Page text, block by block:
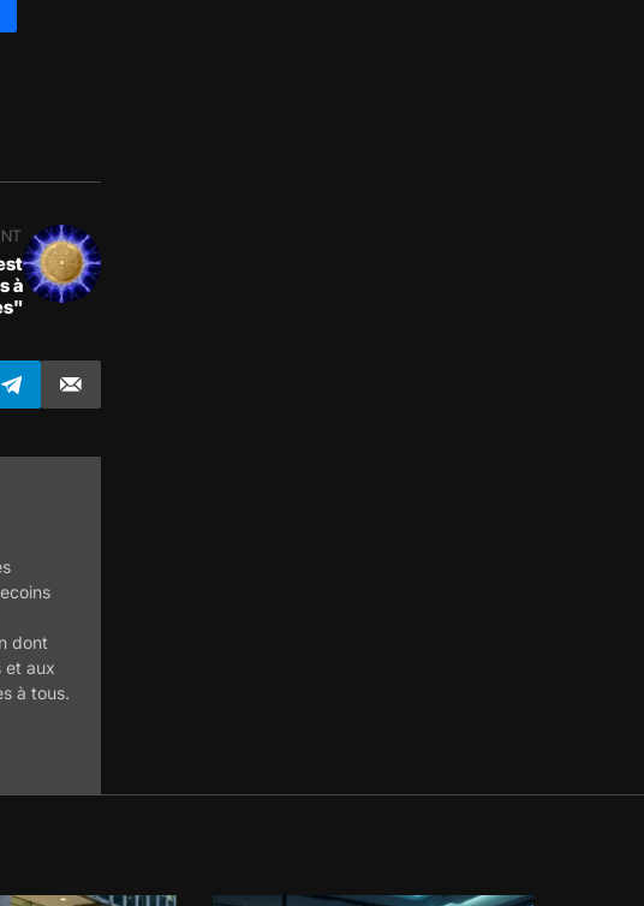
à
dont
et aux
à tous.